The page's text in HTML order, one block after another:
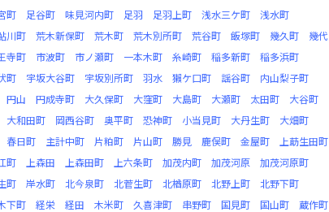
町 足谷町 味見河内町 足羽 足羽上町 浅水三ケ町
浅水町
川町 荒木新保町 荒木町 荒木別所町 荒谷町 飯塚町 幾久町
幾代
寺町 市波町 市ノ瀬町 一本木町 糸崎町 稲多新町
稲多浜町
町 宇坂大谷町 宇坂別所町 羽水 獺ケ口町 謡谷町
内山梨子町
円山 円成寺町 大久保町 大窪町 大島町 大瀬町 太田町
大谷町
大和田町 岡西谷町 奥平町 恐神町 小当見町 大丹生町
大畑町
春日町 主計中町 片粕町 片山町 勝見 鹿俣町 金屋町
上莇生田町
町 上森田 上森田町 上六条町 加茂内町 加茂河原
加茂河原町
町 岸水町 北今泉町 北菅生町 北楢原町 北野上町
北野下町
下町 経栄 経田 木米町 久喜津町 串野町 国見町 国山町
蔵作町